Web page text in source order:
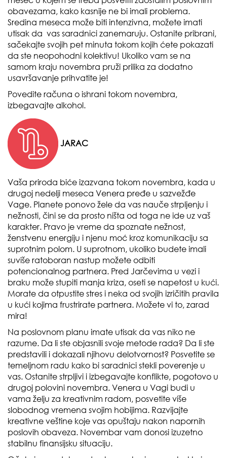
obavezama, kako kasnije ne bi imali problema.
Sredina meseca može biti intenzivna, možete imati
utisak da vas saradnici zanemaruju. Ostanite pribrani,
sačekajte svojih pet minuta tokom kojih ćete pokazati
da ste neopohodni kolektivu! Ukoliko vam se na
samom kraju novembra pruži prilika za dodatno
usavršavanje prihvatite je!
Povedite računa o ishrani tokom novembra,
izbegavajte alkohol.
JARAC
Vaša priroda biće izazvana tokom novembra, kada u
drugoj nedelji meseca Venera pređe u sazvežđe
Vage. Planete ponovo žele da vas nauče strpljenju i
nežnosti, čini se da prosto ništa od toga ne ide uz vaš
karakter. Pravo je vreme da spoznate nežnost,
ženstvenu energiju i njenu moć kroz komunikaciju sa
suprotnim polom. U suprotnom, ukoliko budete imali
suviše ratoboran nastup možete odbiti
potencionalnog partnera. Pred Jarčevima u vezi i
braku može stupiti manja kriza, oseti se napetost u kući.
Morate da otpustite stres i neka od svojih izričitih pravila
u kući kojima frustrirate partnera. Možete vi to, zarad
mira!
Na poslovnom planu imate utisak da vas niko ne
razume. Da li ste objasnili svoje metode rada? Da li ste
predstavili i dokazali njihovu delotvornost? Posvetite se
temeljnom radu kako bi saradnici stekli poverenje u
vas. Ostanite strpljivi i izbegavajte konflikte, pogotovo u
drugoj polovini novembra. Venera u Vagi budi u
vama želju za kreativnim radom, posvetite više
slobodnog vremena svojim hobijima. Razvijajte
kreativne veštine koje vas opuštaju nakon napornih
poslovih obaveza. Novembar vam donosi izuzetno
stabilnu finansijsku situaciju.